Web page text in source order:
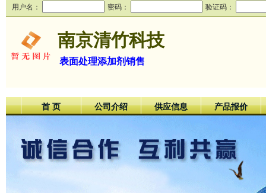
用户名： 密码： 验证码：
南京清竹科技
表面处理添加剂销售
首 页 公司介绍 供应信息 产品报价